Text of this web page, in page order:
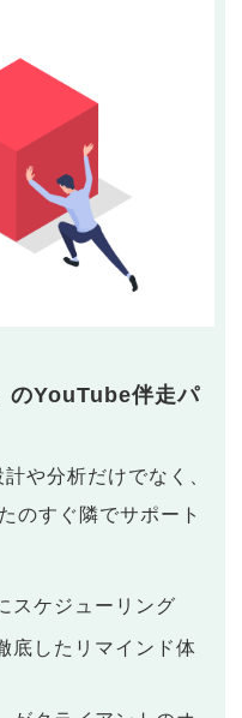
のYouTube伴走パ
や分析だけでなく、
のすぐ隣でサポート
スケジューリング
底したリマインド体